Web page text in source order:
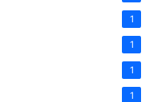
1
1
1
1